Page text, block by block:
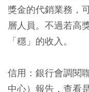
獎金的代銷業務，
層人員。不過若高
「穩」的收入。
信用： 銀行會調閱
中心）報告，查看